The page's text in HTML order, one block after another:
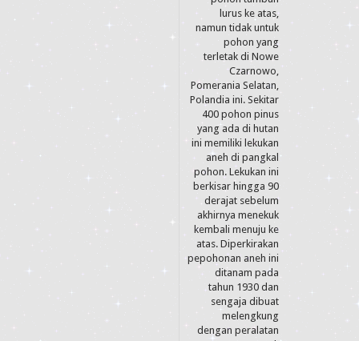
lurus ke atas,
namun tidak untuk
pohon yang
terletak di Nowe
Czarnowo,
Pomerania Selatan,
Polandia ini. Sekitar
400 pohon pinus
yang ada di hutan
ini memiliki lekukan
aneh di pangkal
pohon. Lekukan ini
berkisar hingga 90
derajat sebelum
akhirnya menekuk
kembali menuju ke
atas. Diperkirakan
pepohonan aneh ini
ditanam pada
tahun 1930 dan
sengaja dibuat
melengkung
dengan peralatan